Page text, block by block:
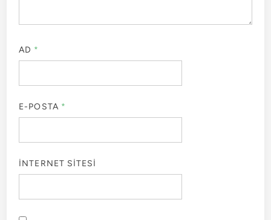
AD *
E-POSTA *
İNTERNET SITESI